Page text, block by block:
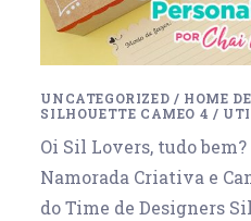
UNCATEGORIZED / HOME
SILHOUETTE CAMEO 4 /
Oi Sil Lovers, tudo
Namorada Criativa e
do Time de Designers